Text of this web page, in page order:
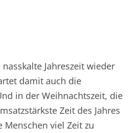
nasskalte Jahreszeit wieder
damit auch die
in der Weihnachtszeit, die
Zeit des Jahres
Menschen viel Zeit zu